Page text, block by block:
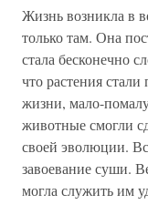
Жизнь возникла в
только там. Она
стала бесконечно
что растения
жизни, мало-
животные смогли
своей эволюции.
завоевание суши.
могла служить им